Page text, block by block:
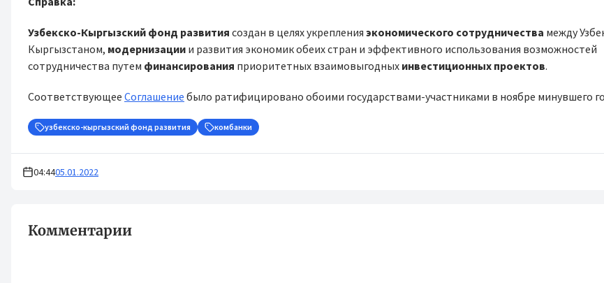
Узбекско-Кыргызский фонд развития создан в целях укрепления экономического сотрудничества между
Кыргызстаном, модернизации и развития экономик обеих стран и эффективного использования возможностей
сотрудничества путем финансирования приоритетных взаимовыгодных инвестиционных проектов.
Соответствующее Соглашение было ратифицировано обоими государствами-участниками в ноябре минувшего
узбекско-кыргызский фонд развития комбанки
04:4405.01.2022
Комментарии